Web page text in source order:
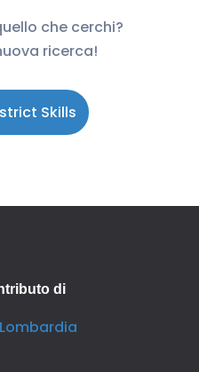
che cerchi?
ricerca!
Skills
di